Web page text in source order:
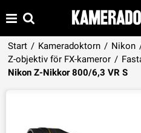
Start / Kameradoktorn / Nikon
Z-objektiv för FX-kameror /
Nikon Z-Nikkor 800/6,3 VR S
Produkten har